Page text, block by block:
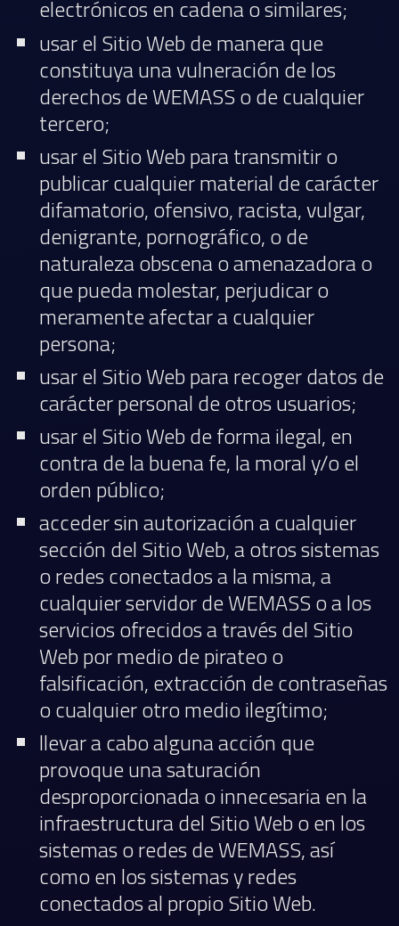
electrónicos en cadena o similares;
usar el Sitio Web de manera que
constituya una vulneración de los
derechos de WEMASS o de cualquier
tercero;
usar el Sitio Web para transmitir o
publicar cualquier material de carácter
difamatorio, ofensivo, racista, vulgar,
denigrante, pornográfico, o de
naturaleza obscena o amenazadora o
que pueda molestar, perjudicar o
meramente afectar a cualquier
persona;
usar el Sitio Web para recoger datos de
carácter personal de otros usuarios;
usar el Sitio Web de forma ilegal, en
contra de la buena fe, la moral y/o el
orden público;
acceder sin autorización a cualquier
sección del Sitio Web, a otros sistemas
o redes conectados a la misma, a
cualquier servidor de WEMASS o a los
servicios ofrecidos a través del Sitio
Web por medio de pirateo o
falsificación, extracción de contraseñas
o cualquier otro medio ilegítimo;
llevar a cabo alguna acción que
provoque una saturación
desproporcionada o innecesaria en la
infraestructura del Sitio Web o en los
sistemas o redes de WEMASS, así
como en los sistemas y redes
conectados al propio Sitio Web.